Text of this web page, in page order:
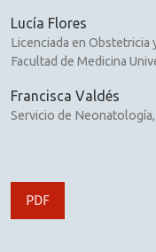
Lucía Flores
Licenciada en Obstetricia
Facultad de Medicina
Francisca Valdés
Servicio de
PDF